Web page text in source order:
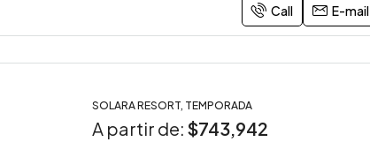
Call E-mail
SOLARA RESORT, TEMPORADA
A partir de: $743,942